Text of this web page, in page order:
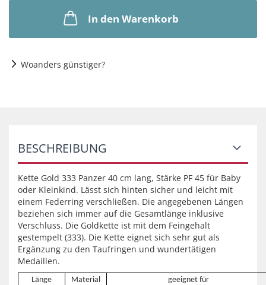
In den Warenkorb
Woanders günstiger?
BESCHREIBUNG
Kette Gold 333 Panzer 40 cm lang, Stärke PF 45 für Baby
oder Kleinkind. Lässt sich hinten sicher und leicht mit
einem Federring verschließen. Die angegebenen Längen
beziehen sich immer auf die Gesamtlänge inklusive
Verschluss. Die Goldkette ist mit dem Feingehalt
gestempelt (333). Die Kette eignet sich sehr gut als
Ergänzung zu den Taufringen und wundertätigen
Medaillen.
Länge Material
geeignet für